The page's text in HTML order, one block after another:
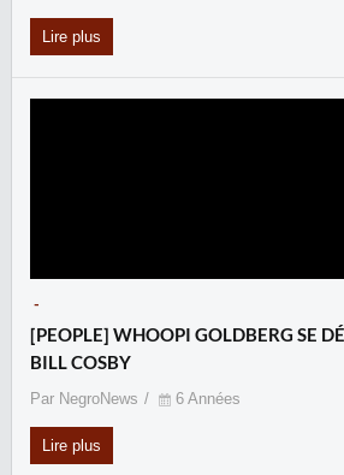
Lire plus
-
[PEOPLE] WHOOPI GOLDBERG SE
BILL COSBY
Par NegroNews 6 Années
Lire plus